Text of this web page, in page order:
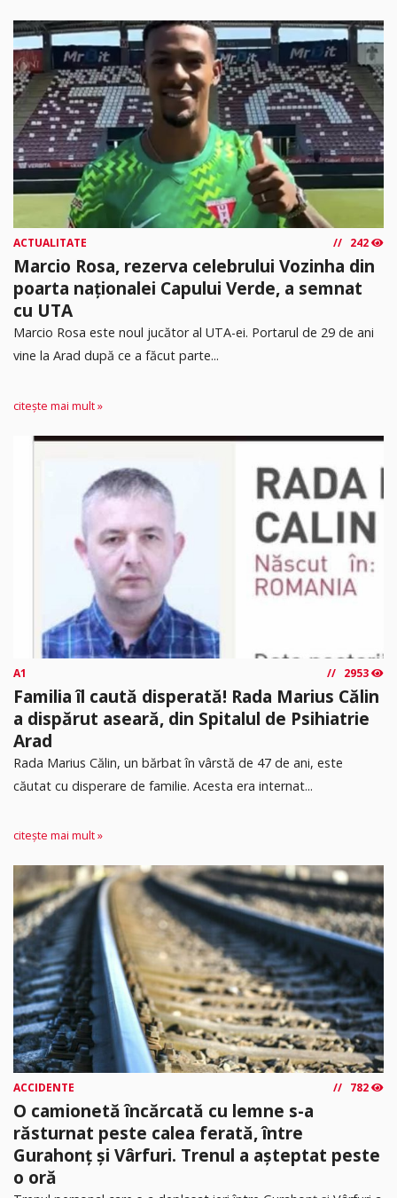
ACTUALITATE 242
Marcio Rosa, rezerva celebrului Vozinha din
poarta naționalei Capului Verde, a semnat
cu UTA
Marcio Rosa este noul jucător al UTA-ei. Portarul de 29 de ani
vine la Arad după ce a făcut parte...
citește mai mult »
A1 2953
Familia îl caută disperată! Rada Marius Călin
a dispărut aseară, din Spitalul de Psihiatrie
Arad
Rada Marius Călin, un bărbat în vârstă de 47 de ani, este
căutat cu disperare de familie. Acesta era internat...
citește mai mult »
ACCIDENTE 782
O camionetă încărcată cu lemne s-a
răsturnat peste calea ferată, între
Gurahonț și Vârfuri. Trenul a așteptat peste
o oră